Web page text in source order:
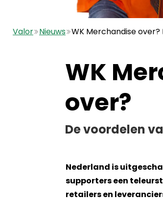
Valor Nieuws WK Merchandise
WK
over?
De voordelen
Nederland is
supporters een
retailers en